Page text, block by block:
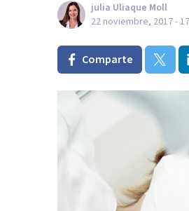
​julia Uliaque Moll
22 noviembre, 2017 -
Comparte